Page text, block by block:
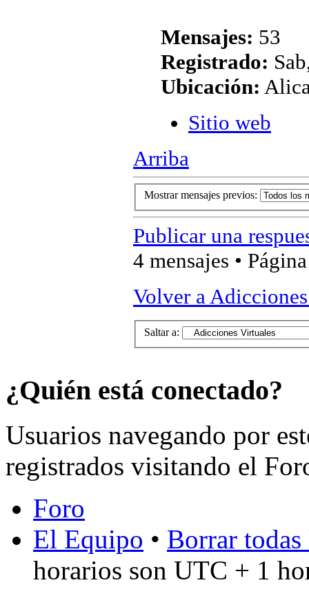
Mensajes: 53
Registrado:
Ubicación:
Sitio web
Arriba
Mostrar mensajes previos:
Publicar una
4 mensajes •
Volver a
Saltar a:
¿Quién está conectado?
Usuarios navegando por
registrados visitando el
Foro
El Equipo • Borrar
horarios son UTC + 1